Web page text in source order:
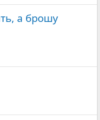
а брошу